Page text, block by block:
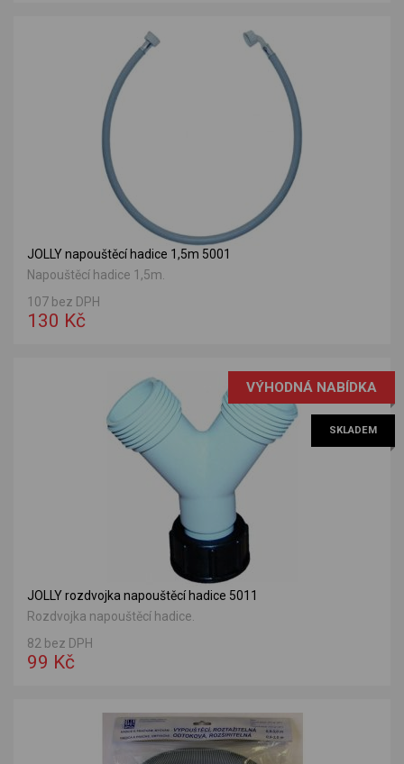
JOLLY napouštěcí hadice 1,5m 5001
Napouštěcí hadice 1,5m.
107 bez DPH
130 Kč
VÝHODNÁ NABÍDKA
SKLADEM
JOLLY rozdvojka napouštěcí hadice 5011
Rozdvojka napouštěcí hadice.
82 bez DPH
99 Kč